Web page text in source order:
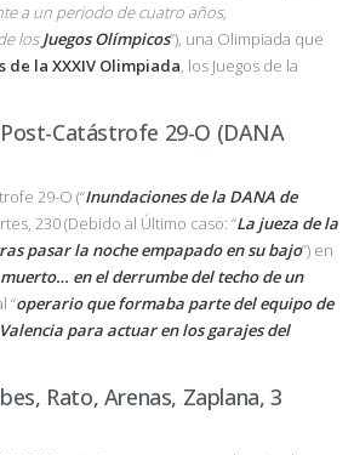
a un periodo de cuatro años,
losJuegos Olímpicos”), una Olimpiada que
de la XXXIV Olimpiada, los Juegos de la
Catástrofe 29-O (DANA
29-O (“Inundaciones de la DANA de
230 (Debido al Último caso: “La jueza de la
pasar la noche empapado en su bajo”) en
en el derrumbe del techo de un
“operario que formaba parte del equipo de
para actuar en los garajes del
Rato, Arenas, Zaplana, 3